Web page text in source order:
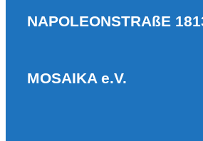
NAPOLEONSTRAßE
MOSAIKA e.V.